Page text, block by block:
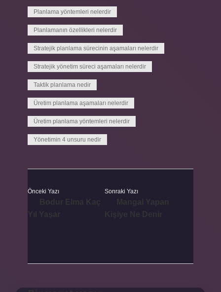
Planlama yöntemleri nelerdir
Planlamanın özellikleri nelerdir
Stratejik planlama sürecinin aşamaları nelerdir
Stratejik yönetim süreci aşamaları nelerdir
Taktik planlama nedir
Üretim planlama aşamaları nelerdir
Üretim planlama yöntemleri nelerdir
Yönetimin 4 unsuru nedir
Önceki Yazı Sonraki Yazı